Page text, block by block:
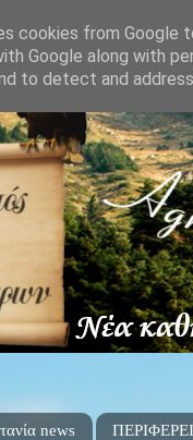
news
cookies from Google
Google along with
to detect and